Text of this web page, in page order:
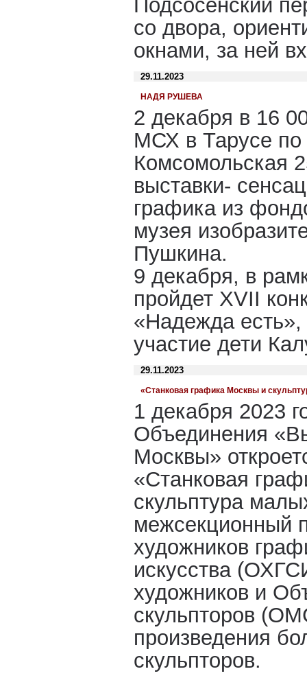
Подсосенский
со двора,
окнами, за ней
29.11.2023
НАДЯ РУШЕВА
2 декабря в 16
МСХ в Тарусе по
Комсомольская
выставки-
графика из
музея
Пушкина.
9 декабря, в
пройдет XVII
«Надежда есть»,
участие дети
29.11.2023
«Станковая графика Москвы и
1 декабря 2023
Объединения
Москвы»
«Станковая
скульптура
межсекционный
художников
искусства
художников и
скульпторов
произведения
скульпторов.